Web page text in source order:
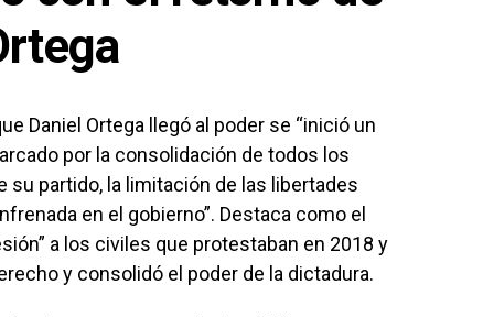
Daniel Ortega llegó al poder se “inició un
por la consolidación de todos los
su partido, la limitación de las libertades
en el gobierno”. Destaca como el
a los civiles que protestaban en 2018 y
y consolidó el poder de la dictadura.